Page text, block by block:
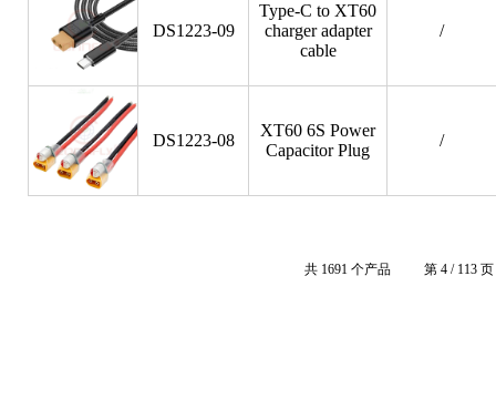
DS1223-09
Type-C to XT60
charger adapter
cable
/
DS1223-08
XT60 6S Power
Capacitor Plug
/
共 1691 个产品 第 4 / 113 页